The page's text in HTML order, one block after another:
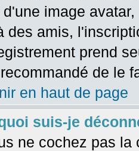
image
des amis,
prend
de le
en haut de page
suis-je
ne cochez pas